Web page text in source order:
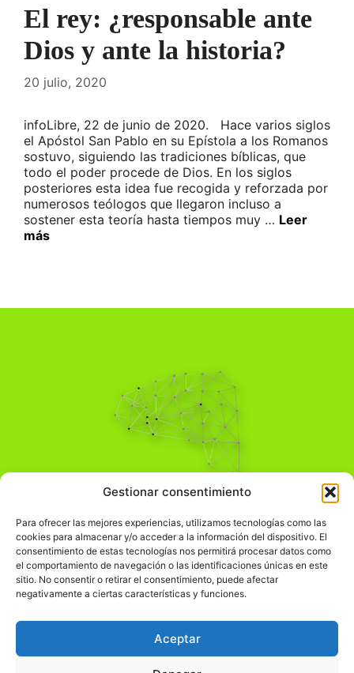
Gestionar consentimiento
Para ofrecer las mejores experiencias, utilizamos tecnologías como las
cookies para almacenar y/o acceder a la información del dispositivo. El
consentimiento de estas tecnologías nos permitirá procesar datos como
el comportamiento de navegación o las identificaciones únicas en este
sitio. No consentir o retirar el consentimiento, puede afectar
negativamente a ciertas características y funciones.
Aceptar
El rey: ¿responsable ante
Dios y ante la historia?
20 julio, 2020
infoLibre, 22 de junio de 2020. Hace varios siglos
el Apóstol San Pablo en su Epístola a los Romanos
sostuvo, siguiendo las tradiciones bíblicas, que
todo el poder procede de Dios. En los siglos
posteriores esta idea fue recogida y reforzada por
numerosos teólogos que llegaron incluso a
sostener esta teoría hasta tiempos muy … Leer
más
Pensamiento Crítico
Comprender el mundo para transformarlo.
Información Legal
჻Política de privacidad
Política de cookies